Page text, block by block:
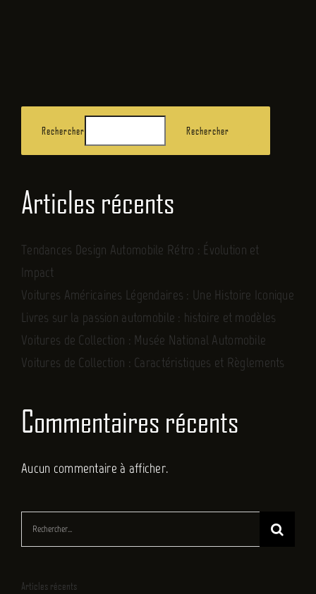
Rechercher Rechercher
Articles récents
Tendances Design Automobile Rétro : Évolution et
Impact
Voitures Américaines Légendaires : Une Histoire Iconique
Livres sur la passion automobile : histoire et modèles
Voitures de Collection : Musée National Automobile
Voitures de Collection : Caractéristiques et Règlements
Commentaires récents
Aucun commentaire à afficher.
Rechercher:
Articles récents